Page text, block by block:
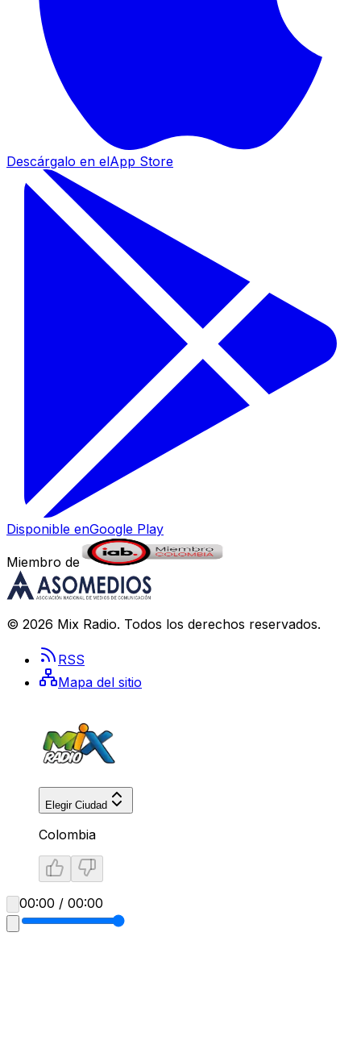
Descárgalo en elApp Store
Disponible enGoogle Play
Miembro de
© 2026 Mix Radio. Todos los derechos reservados.
RSS
Mapa del sitio
Elegir Ciudad
Colombia
00:00 / 00:00